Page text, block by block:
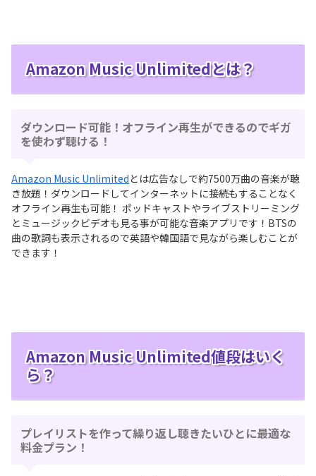
Amazon Music Unlimitedとは？
ダウンロード可能！オフライン再生ができるのでギガ
を使わず聴ける！
Amazon Music Unlimitedとは広告なしで約7500万曲の音楽が聴
き放題！ダウンロードしてインターネットに接続もすることなく
オフライン再生も可能！ ポッドキャストやライブストリーミング
とミュージックビデオも見る事が可能な音楽アプリです！BTSの
曲の歌詞も表示されるので英語や韓国語で見ながら楽しむことが
できます！
Amazon Music Unlimited値段はいく
ら？
プレイリストを作って繰り返し聴きたいひとに最適な
料金プラン！